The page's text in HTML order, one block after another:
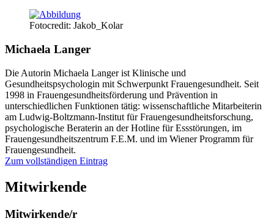
Fotocredit: Jakob_Kolar
Michaela Langer
Die Autorin Michaela Langer ist Klinische und
Gesundheitspsychologin mit Schwerpunkt Frauengesundheit. Seit
1998 in Frauengesundheitsförderung und Prävention in
unterschiedlichen Funktionen tätig: wissenschaftliche Mitarbeiterin
am Ludwig-Boltzmann-Institut für Frauengesundheitsforschung,
psychologische Beraterin an der Hotline für Essstörungen, im
Frauengesundheitszentrum F.E.M. und im Wiener Programm für
Frauengesundheit.
Zum vollständigen Eintrag
Mitwirkende
Mitwirkende/r